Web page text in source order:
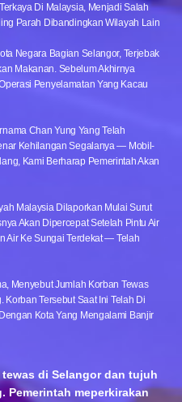
Di Malaysia, Menjadi Salah
Parah Dibandingkan Wilayah Lain
Negara Bagian Selangor, Terjebak
Makanan. Sebelum Akhirnya
Penyelamatan Yang Kacau
Chan Yung Yang Telah
Kehilangan Segalanya — Mobil-
Kami Berharap Pemerintah Akan
Malaysia Dilaporkan Mulai Surut
Akan Dipercepat Setelah Pintu Air
Air Ke Sungai Terdekat — Telah
Menyebut Jumlah Korban Tewas
Korban Tersebut Saat Ini Telah Di
Kota Yang Mengalami Banjir
di Selangor dan tujuh
Pemerintah meperkirakan